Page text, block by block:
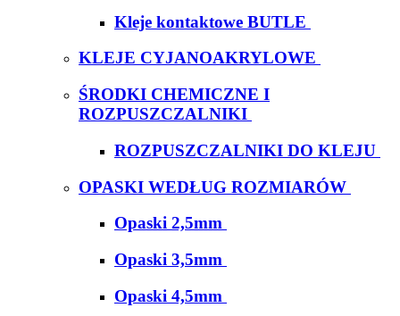
Kleje kontaktowe BUTLE
KLEJE CYJANOAKRYLOWE
ŚRODKI CHEMICZNE I
ROZPUSZCZALNIKI
ROZPUSZCZALNIKI DO KLEJU
OPASKI WEDŁUG ROZMIARÓW
Opaski 2,5mm
Opaski 3,5mm
Opaski 4,5mm